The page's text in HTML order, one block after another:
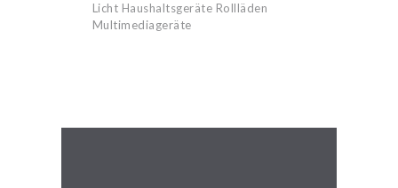
Licht Haushaltsgeräte Rollläden
Multimediageräte